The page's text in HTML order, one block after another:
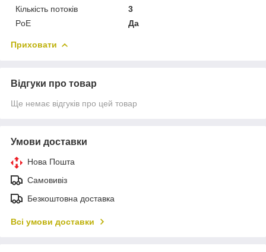
Кількість потоків
3
PoE
Да
Приховати
Відгуки про товар
Ще немає відгуків про цей товар
Умови доставки
Нова Пошта
Самовивіз
Безкоштовна доставка
Всі умови доставки